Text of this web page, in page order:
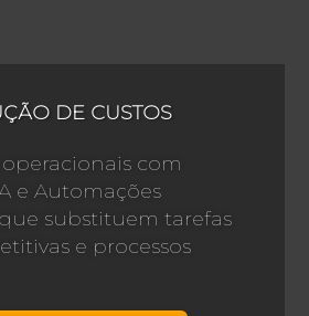
DE CUSTOS
com
e Automações
substituem tarefas
e processos